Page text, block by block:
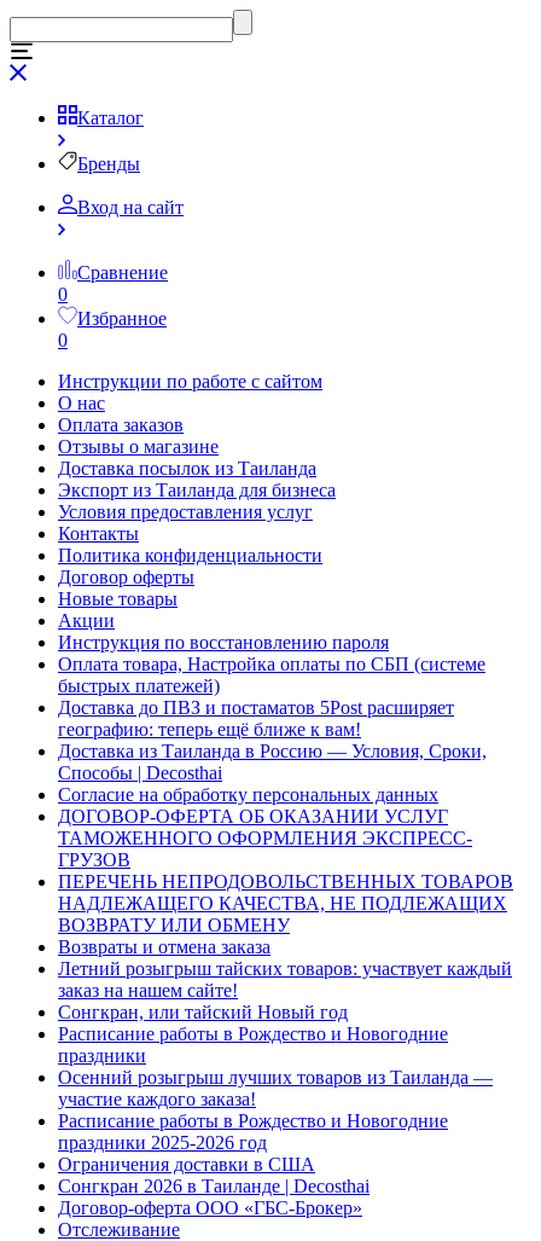
Каталог
Бренды
Вход на сайт
Сравнение
0
Избранное
0
Инструкции по работе с сайтом
О нас
Оплата заказов
Отзывы о магазине
Доставка посылок из Таиланда
Экспорт из Таиланда для бизнеса
Условия предоставления услуг
Контакты
Политика конфиденциальности
Договор оферты
Новые товары
Акции
Инструкция по восстановлению пароля
Оплата товара, Настройка оплаты по СБП (системе
быстрых платежей)
Доставка до ПВЗ и постаматов 5Post расширяет
географию: теперь ещё ближе к вам!
Доставка из Таиланда в Россию — Условия, Сроки,
Способы | Decosthai
Согласие на обработку персональных данных
ДОГОВОР-ОФЕРТА ОБ ОКАЗАНИИ УСЛУГ
ТАМОЖЕННОГО ОФОРМЛЕНИЯ ЭКСПРЕСС-
ГРУЗОВ
ПЕРЕЧЕНЬ НЕПРОДОВОЛЬСТВЕННЫХ ТОВАРОВ
НАДЛЕЖАЩЕГО КАЧЕСТВА, НЕ ПОДЛЕЖАЩИХ
ВОЗВРАТУ ИЛИ ОБМЕНУ
Возвраты и отмена заказа
Летний розыгрыш тайских товаров: участвует каждый
заказ на нашем сайте!
Сонгкран, или тайский Новый год
Расписание работы в Рождество и Новогодние
праздники
Осенний розыгрыш лучших товаров из Таиланда —
участие каждого заказа!
Расписание работы в Рождество и Новогодние
праздники 2025-2026 год
Ограничения доставки в США
Сонгкран 2026 в Таиланде | Decosthai
Договор-оферта ООО «ГБС-Брокер»
Отслеживание